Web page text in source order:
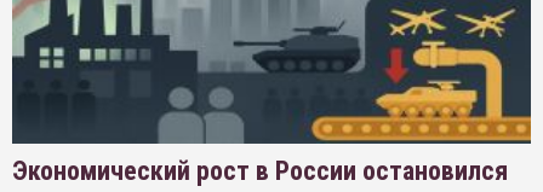
Экономический рост в России остановился